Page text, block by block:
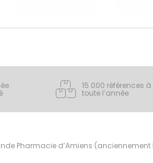
15 000 références
toute l’année
Pharmacie d’Amiens (anciennement